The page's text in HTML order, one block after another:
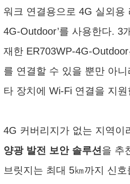
워크 연결용으로 4G 실외용
4G-Outdoor’를 사용한다. 3
재한 ER703WP-4G-
를 연결할 수 있을 뿐만 아니
타 장치에 Wi-Fi 연결을 지원
4G 커버리지가 없는 지역이
양광 발전 보안 솔루션 을 추
브릿지는 최대 5㎞까지 신